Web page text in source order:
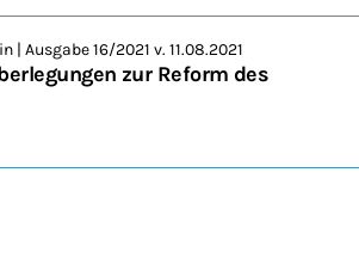
| Ausgabe 16/2021 v. 11.08.2021
zur Reform des